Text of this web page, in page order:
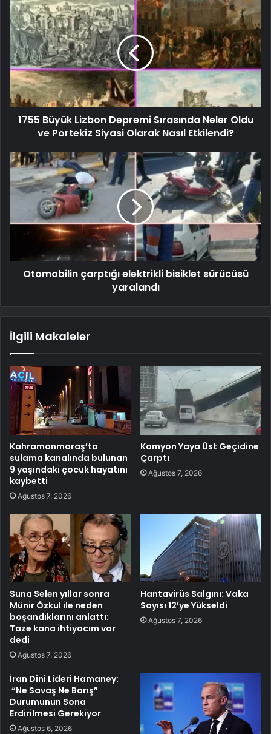
1755 Büyük Lizbon Depremi Sırasında Neler Oldu
ve Portekiz Siyasi Olarak Nasıl Etkilendi?
Otomobilin çarptığı elektrikli bisiklet sürücüsü
yaralandı
İlgili Makaleler
Kahramanmaraş’ta
sulama kanalında bulunan
9 yaşındaki çocuk hayatını
kaybetti
Ağustos 7, 2026
Kamyon Yaya Üst Geçidine
Çarptı
Ağustos 7, 2026
Suna Selen yıllar sonra
Münir Özkul ile neden
boşandıklarını anlattı:
Taze kana ihtiyacım var
dedi
Ağustos 7, 2026
Hantavirüs Salgını: Vaka
Sayısı 12’ye Yükseldi
Ağustos 7, 2026
İran Dini Lideri Hamaney:
“Ne Savaş Ne Barış”
Durumunun Sona
Erdirilmesi Gerekiyor
Ağustos 6, 2026